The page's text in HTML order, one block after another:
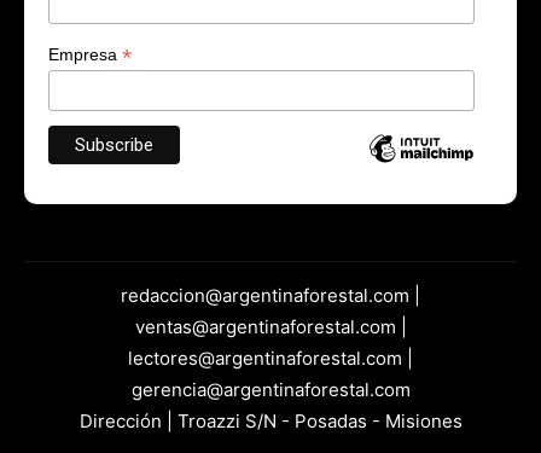
Empresa *
redaccion@argentinaforestal.com |
ventas@argentinaforestal.com |
lectores@argentinaforestal.com |
gerencia@argentinaforestal.com
Dirección | Troazzi S/N - Posadas - Misiones